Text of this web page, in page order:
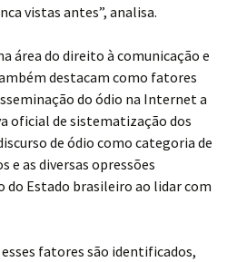
vistas antes”, analisa.
área do direito à comunicação e
destacam como fatores
do ódio na Internet a
oficial de sistematização dos
de ódio como categoria de
e as diversas opressões
Estado brasileiro ao lidar com
fatores são identificados,